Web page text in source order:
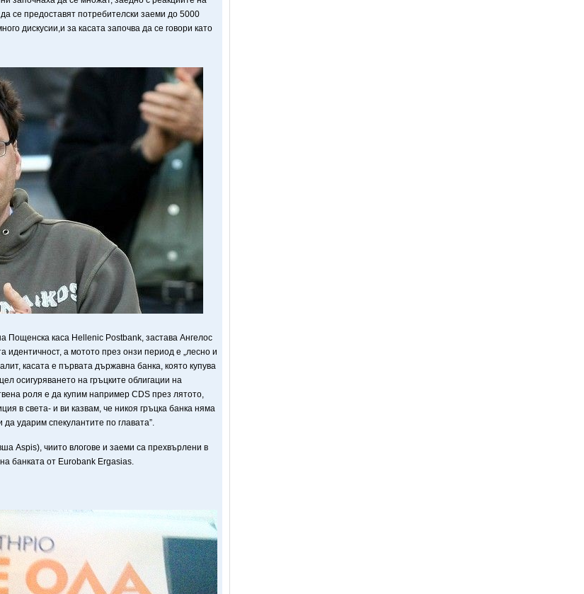
се предоставят потребителски заеми до 5000
дискусии,и за касата започва да се говори като
Пощенска каса Hellenic Postbank, застава Ангелос
а мотото през онзи период е „лесно и
касата е първата държавна банка, която купува
осигуряването на гръцките облигации на
роля е да купим например CDS през лятото,
в света- и ви казвам, че никоя гръцка банка няма
ударим спекулантите по главата”.
Aspis), чиито влогове и заеми са прехвърлени в
банката от Eurobank Ergasias.